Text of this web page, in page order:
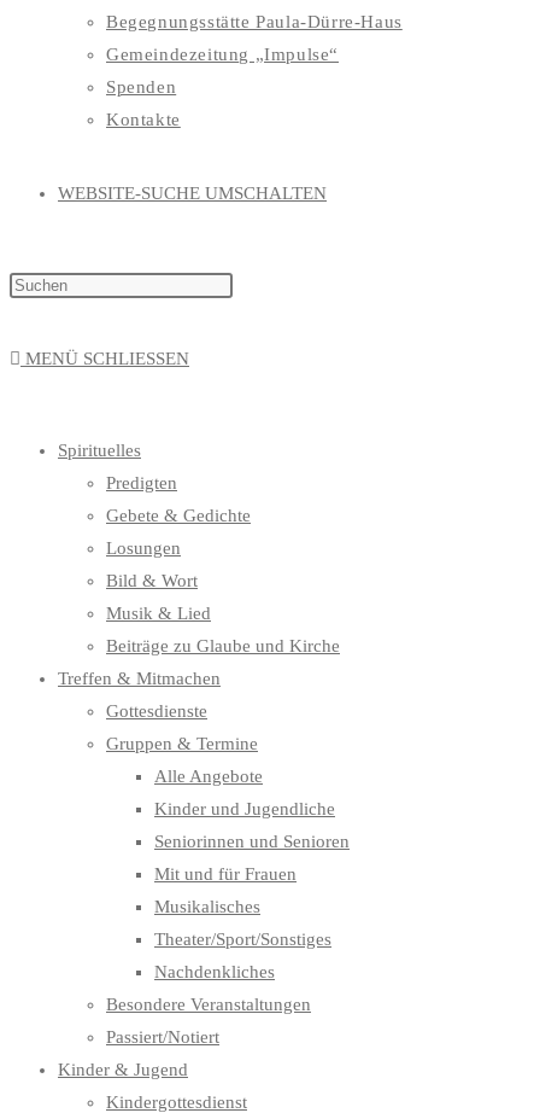
Begegnungsstätte Paula-Dürre-Haus
Gemeindezeitung „Impulse“
Spenden
Kontakte
WEBSITE-SUCHE UMSCHALTEN
MENÜ SCHLIESSEN
Spirituelles
Predigten
Gebete & Gedichte
Losungen
Bild & Wort
Musik & Lied
Beiträge zu Glaube und Kirche
Treffen & Mitmachen
Gottesdienste
Gruppen & Termine
Alle Angebote
Kinder und Jugendliche
Seniorinnen und Senioren
Mit und für Frauen
Musikalisches
Theater/Sport/Sonstiges
Nachdenkliches
Besondere Veranstaltungen
Passiert/Notiert
Kinder & Jugend
Kindergottesdienst